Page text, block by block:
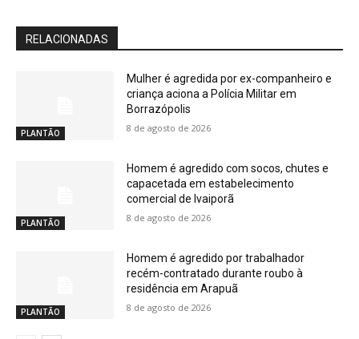
RELACIONADAS
PLANTÃO
Mulher é agredida por ex-companheiro e
criança aciona a Polícia Militar em
Borrazópolis
8 de agosto de 2026
PLANTÃO
Homem é agredido com socos, chutes e
capacetada em estabelecimento
comercial de Ivaiporã
8 de agosto de 2026
PLANTÃO
Homem é agredido por trabalhador
recém-contratado durante roubo à
residência em Arapuã
8 de agosto de 2026